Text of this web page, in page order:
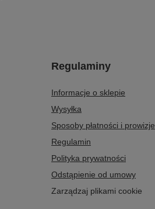
Regulaminy
Informacje o sklepie
Wysyłka
Sposoby płatności i prowizje
Regulamin
Polityka prywatności
Odstąpienie od umowy
Zarządzaj plikami cookie